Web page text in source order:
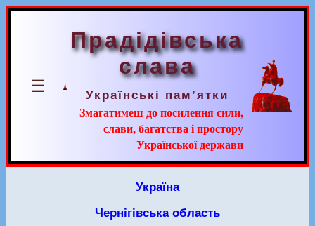
☰
Прадідівська
слава
Українські пам’ятки
Змагатимеш до посилення сили,
слави, багатства і простору
Української держави
Україна
Чернігівська область